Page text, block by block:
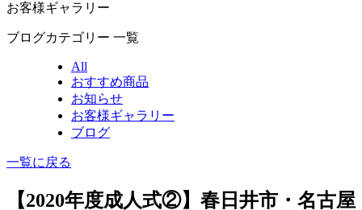
お客様ギャラリー
ブログカテゴリー 一覧
All
おすすめ商品
お知らせ
お客様ギャラリー
ブログ
一覧に戻る
【2020年度成人式②】春日井市・名古屋